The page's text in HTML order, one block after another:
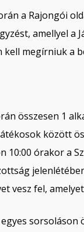
a Rajongói
amellyel
megírniuk a
összesen 1
között
10:00 órakor a
vesz fel,
egyes